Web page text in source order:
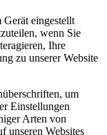
eingestellt
wenn Sie
Ihre
zu unserer Website
um
Einstellungen
Arten von
unseren Websites